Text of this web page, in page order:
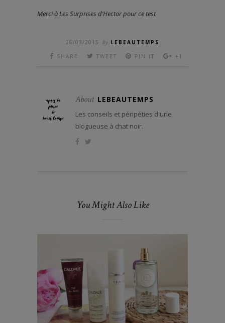
Merci à Les Surprises d’Hector pour ce test
26/03/2015 By LEBEAUTEMPS
SHARE
TWEET PIN IT +1
About LEBEAUTEMPS
Les conseils et péripéties d'une
blogueuse à chat noir.
You Might Also Like